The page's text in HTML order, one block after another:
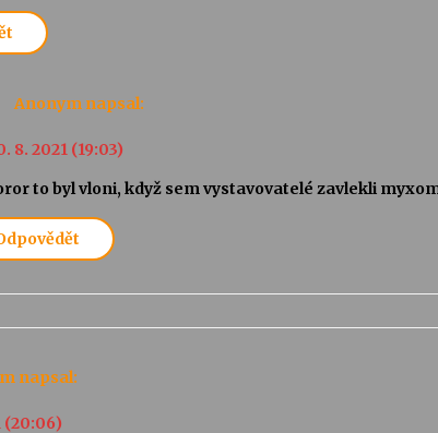
Anonym napsal:
8. 2021 (19:03)
to byl vloni, když sem vystavovatelé zavlekli
napsal:
(20:06)